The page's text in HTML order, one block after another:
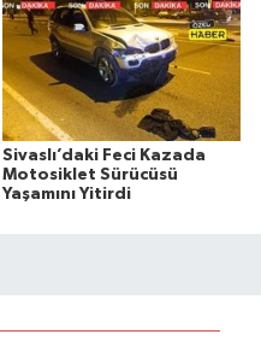
Sivaslı’daki Feci Kazada
Motosiklet Sürücüsü
Yaşamını Yitirdi